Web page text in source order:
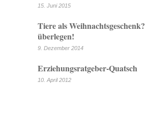
15. Juni 2015
Tiere als
überlegen!
9. Dezember 2014
Erziehungsratgeber-Quatsch
10. April 2012